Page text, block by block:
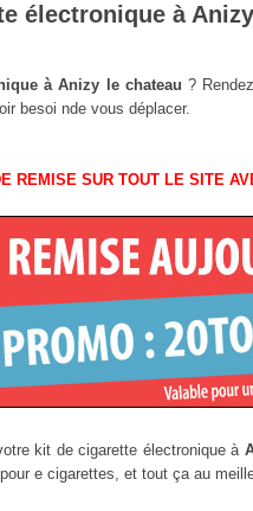
électronique à
à Anizy le chateau ?
besoi nde vous déplacer.
REMISE SUR TOUT LE SITE
kit de cigarette électronique à
e cigarettes, et tout ça au